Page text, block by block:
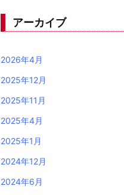
アーカイブ
2026年4月
2025年12月
2025年11月
2025年4月
2025年1月
2024年12月
2024年6月